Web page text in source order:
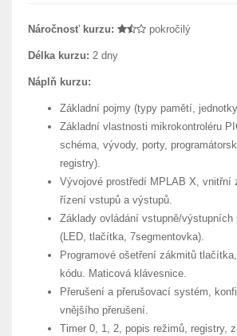
Náročnosť kurzu: pokročilý
Délka kurzu: 2 dny
Náplň kurzu:
Základní pojmy (typy pamětí,
Základní vlastnosti mikrokontroléru
schéma, vývody, porty,
registry).
Vývojové prostředí MPLAB X, vnitřní
řízení vstupů a výstupů.
Základy ovládání vstupně/výstupních
(LED, tlačítka, 7segmentovka).
Programové ošetření zákmitů
kódu. Maticová klávesnice.
Přerušení a přerušovací systém,
vnějšího přerušení.
Timer 0, 1, 2, popis režimů, registry,